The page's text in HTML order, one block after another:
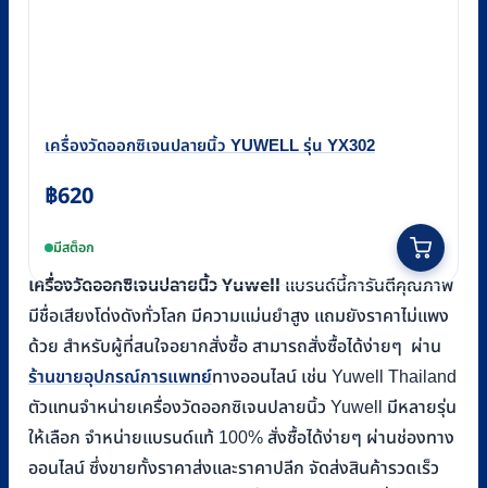
เครื่องวัดออกซิเจนปลายนิ้ว YUWELL รุ่น YX302
฿620
มีสต็อก
เครื่องวัดออกซิเจนปลายนิ้ว Yuwellแบรนด์นี้การันตีคุณภาพ
มีชื่อเสียงโด่งดังทั่วโลก มีความแม่นยำสูง แถมยังราคาไม่แพง
ด้วย สำหรับผู้ที่สนใจอยากสั่งซื้อ สามารถสั่งซื้อได้ง่ายๆ ผ่าน
ร้านขายอุปกรณ์การแพทย์ทางออนไลน์ เช่น Yuwell Thailand
ตัวแทนจำหน่ายเครื่องวัดออกซิเจนปลายนิ้ว Yuwell มีหลายรุ่น
ให้เลือก จำหน่ายแบรนด์แท้ 100% สั่งซื้อได้ง่ายๆ ผ่านช่องทาง
ออนไลน์ ซึ่งขายทั้งราคาส่งและราคาปลีก จัดส่งสินค้ารวดเร็ว